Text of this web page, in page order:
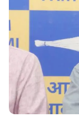
करता है.